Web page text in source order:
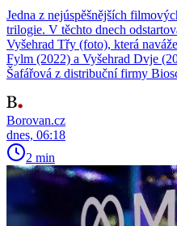
Jedna z nejúspěšnějších
trilogie. V těchto dnech
Vyšehrad Třy (foto), která
Fylm (2022) a Vyšehrad Dvje
Šafářová z distribuční firmy
Borovan.cz
dnes, 06:18
2 min